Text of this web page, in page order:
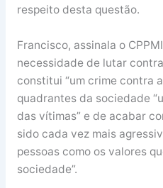
respeito desta questão.
Francisco, assinala o
necessidade de lutar
constitui “um crime contra
quadrantes da sociedade
das vítimas” e de acabar
sido cada vez mais
pessoas como os valores
sociedade”.